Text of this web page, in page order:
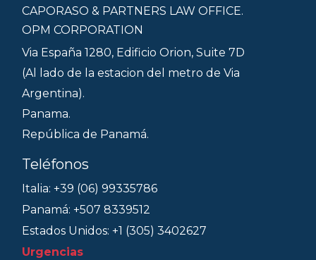
CAPORASO & PARTNERS LAW OFFICE.
OPM CORPORATION
Via España 1280, Edificio Orion, Suite 7D
(Al lado de la estacion del metro de Via
Argentina).
Panama.
República de Panamá.
Teléfonos
Italia: +39 (06) 99335786
Panamá: +507 8339512
Estados Unidos: +1 (305) 3402627
Urgencias